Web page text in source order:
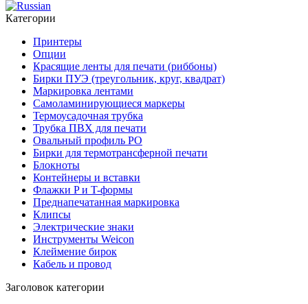
Категории
Принтеры
Опции
Красящие ленты для печати (риббоны)
Бирки ПУЭ (треугольник, круг, квадрат)
Маркировка лентами
Самоламинирующиеся маркеры
Термоусадочная трубка
Трубка ПВХ для печати
Овальный профиль PO
Бирки для термотрансферной печати
Блокноты
Контейнеры и вставки
Флажки P и T-формы
Преднапечатанная маркировка
Клипсы
Электрические знаки
Инструменты Weicon
Клеймение бирок
Кабель и провод
Заголовок категории